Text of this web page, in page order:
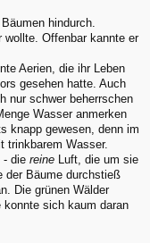
hindurch.
wollte. Offenbar kannte er
Aerien, die ihr Leben
gesehen hatte. Auch
nur schwer beherrschen
Wasser anmerken
knapp gewesen, denn im
trinkbarem Wasser.
- die reine Luft, die um sie
der Bäume durchstieß
Die grünen Wälder
sich kaum daran